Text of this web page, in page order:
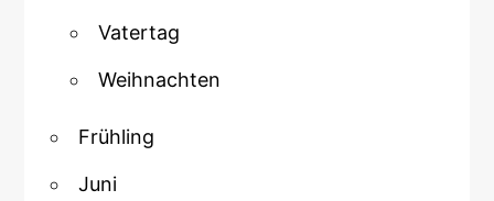
Vatertag
Weihnachten
Frühling
Juni